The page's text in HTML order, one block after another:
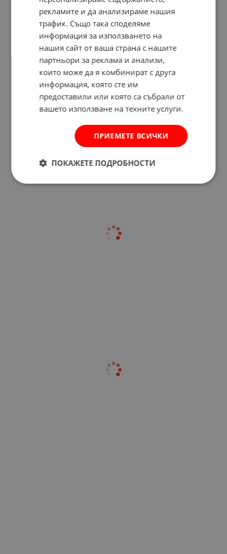
Отзиви към продукт
КОМЕНТИРАЙ
рекламите и да анализираме нашия
трафик. Също така споделяме
информация за използването на
нашия сайт от ваша страна с нашите
партньори за реклама и анализи,
които може да я комбинират с друга
информация, която сте им
предоставили или която са събрали от
вашето използване на техните услуги.
ПРИЕМЕТЕ ВСИЧКИ
ПОКАЖЕТЕ ПОДРОБНОСТИ